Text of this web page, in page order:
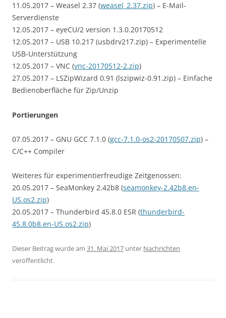
11.05.2017 – Weasel 2.37 (weasel_2.37.zip) – E-Mail-
Serverdienste
12.05.2017 – eyeCU/2 version 1.3.0.20170512
12.05.2017 – USB 10.217 (usbdrv217.zip) – Experimentelle
USB-Unterstützung
12.05.2017 – VNC (vnc-20170512-2.zip)
27.05.2017 – LSZipWizard 0.91 (lszipwiz-0.91.zip) – Einfache
Bedienoberfläche für Zip/Unzip
Portierungen
07.05.2017 – GNU GCC 7.1.0 (gcc-7.1.0-os2-20170507.zip) –
C/C++ Compiler
Weiteres für experimentierfreudige Zeitgenossen:
20.05.2017 – SeaMonkey 2.42b8 (seamonkey-2.42b8.en-
US.os2.zip)
20.05.2017 – Thunderbird 45.8.0 ESR (thunderbird-
45.8.0b8.en-US.os2.zip)
Dieser Beitrag wurde am 31. Mai 2017 unter Nachrichten
veröffentlicht.